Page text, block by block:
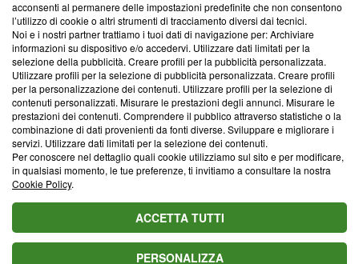
Team editoriale
Corporate
Redazione
Informativa Privacy
Cookie Policy
Blasting SA, IDI CHE-247.845.224, Via Carlo Frasca, 3 - 6900
Lugano (Svizzera) Tel:+39 0690258937
© 2026 Blasting News
acconsenti al permanere delle impostazioni predefinite che non consentono
l’utilizzo di cookie o altri strumenti di tracciamento diversi dai tecnici.
Noi e i nostri partner trattiamo i tuoi dati di navigazione per: Archiviare
informazioni su dispositivo e/o accedervi. Utilizzare dati limitati per la
selezione della pubblicità. Creare profili per la pubblicità personalizzata.
Utilizzare profili per la selezione di pubblicità personalizzata. Creare profili
per la personalizzazione dei contenuti. Utilizzare profili per la selezione di
contenuti personalizzati. Misurare le prestazioni degli annunci. Misurare le
prestazioni dei contenuti. Comprendere il pubblico attraverso statistiche o la
combinazione di dati provenienti da fonti diverse. Sviluppare e migliorare i
servizi. Utilizzare dati limitati per la selezione dei contenuti.
Per conoscere nel dettaglio quali cookie utilizziamo sul sito e per modificare,
in qualsiasi momento, le tue preferenze, ti invitiamo a consultare la nostra
Cookie Policy.
ACCETTA TUTTI
PERSONALIZZA